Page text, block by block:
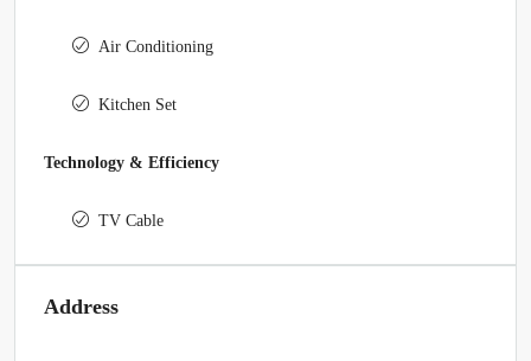
Air Conditioning
Kitchen Set
Technology & Efficiency
TV Cable
Address